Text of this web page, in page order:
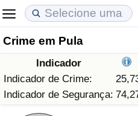
Crime em Pula
Indicador
Indicador de Crime:
Indicador de Segurança:
Custo de Vida
Indicador de Custo de Vida
Indicador de Custo de Vida
Preços de Imóveis
Indicador de Preços de
Indicador de Preços de
Qualidade de Vida
Indicador de Qualidade de
Indicador de Qualidade de